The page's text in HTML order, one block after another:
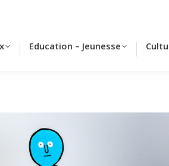
Education – Jeunesse